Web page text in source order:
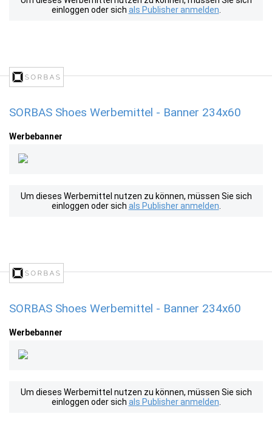
einloggen oder sich als Publisher anmelden
SORBAS Shoes Werbemittel - Banner 234x60
Werbebanner
Um dieses Werbemittel nutzen zu können, müssen Sie sich
einloggen oder sich als Publisher anmelden
SORBAS Shoes Werbemittel - Banner 234x60
Werbebanner
Um dieses Werbemittel nutzen zu können, müssen Sie sich
einloggen oder sich als Publisher anmelden